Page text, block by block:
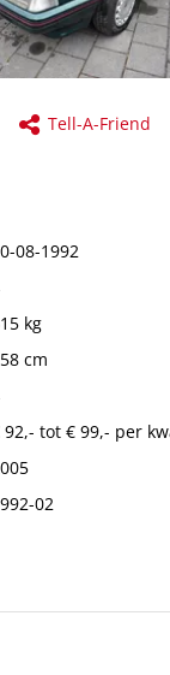
Tell-A-Friend
08-1992
kg
cm
92,- tot € 99,- per
02